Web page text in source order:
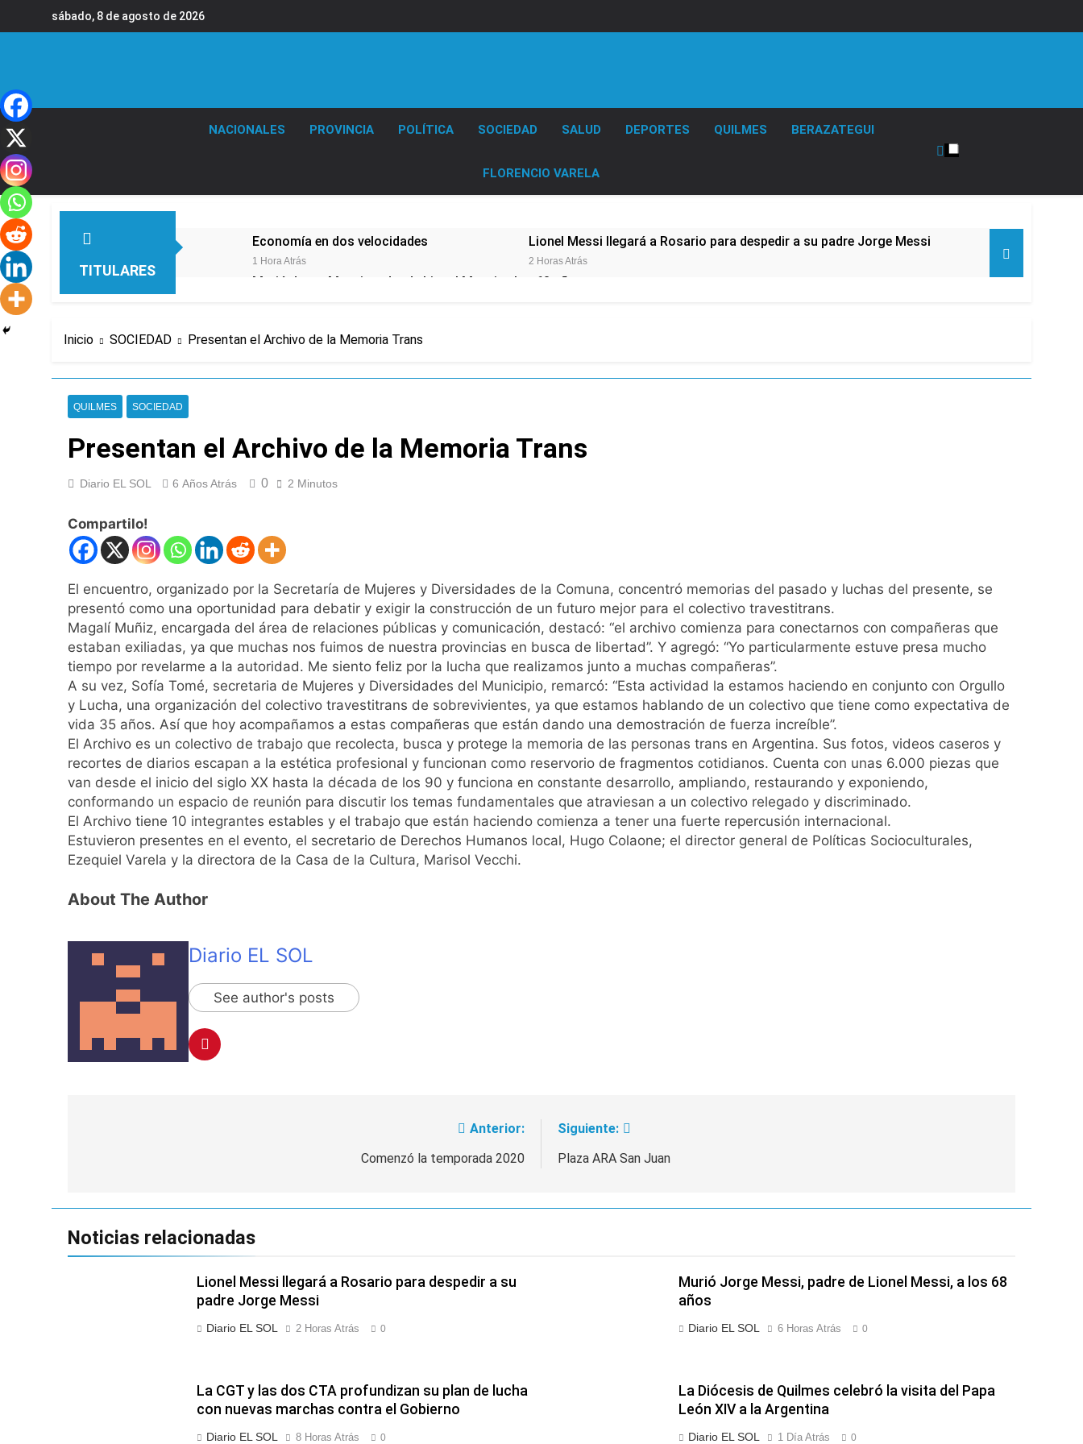
sábado, 8 de agosto de 2026
NACIONALES PROVINCIA POLÍTICA SOCIEDAD SALUD DEPORTES QUILMES BERAZATEGUI
FLORENCIO VARELA
TITULARES
Economía en dos velocidades
1 Hora Atrás
Lionel Messi llegará a Rosario para despedir a su padre Jorge Messi
2 Horas Atrás
Murió Jorge Messi, padre de Lionel Messi, a los 68 años
7 Horas Atrás
8 Horas Atrás
La Diócesis de Quilmes celebró la visita del Papa León XIV a la Argentina
Figuras de la cultura se sumaron a la marcha frente al Congreso contra la Ley de Propiedad Privada
de los 450 puntos
1 Día Atrás
1 Día Atrás
Día Internacional de la Cerveza: los tres secretos para servirla correctamente
1 Día Atrás
El frío polar se instala en Buenos Aires: mejora el tiempo y llegan las temperaturas más bajas de la semana
Día de San Cayetano: por qué se celebra cada 7 de agosto y qué representa para los argentinos
1 Día Atrás
El Senado aprobó la ley de propiedad privada, pero el Gobierno debió eliminar otro capítulo
1 Día Atrás
Incidentes frente al Congreso durante la protesta contra la Ley de Propiedad Privada: hubo detenidos y
enfrentamientos
2 Días Atrás
La Fiscalía rechazó el pedido para suspender el juicio contra Pity Alvarez
2 Días Atrás
67 barrios full LED en Florencio Varela
Kicillof marchó contra la Ley de Propiedad Privada de Milei
Renunció el subsecretario de Seguridad de Quilmes, Hernán Ocampo, tras la difusión de chats privados
2 Días Atrás
Inicio SOCIEDAD Presentan el Archivo de la Memoria Trans
QUILMES SOCIEDAD
Presentan el Archivo de la Memoria Trans
Diario EL SOL 6 Años Atrás 0 2 Minutos
Compartilo!
El encuentro, organizado por la Secretaría de Mujeres y Diversidades de la Comuna, concentró memorias del pasado y luchas del presente, se
presentó como una oportunidad para debatir y exigir la construcción de un futuro mejor para el colectivo travestitrans.
Magalí Muñiz, encargada del área de relaciones públicas y comunicación, destacó: “el archivo comienza para conectarnos con compañeras que
estaban exiliadas, ya que muchas nos fuimos de nuestra provincias en busca de libertad”. Y agregó: “Yo particularmente estuve presa mucho
tiempo por revelarme a la autoridad. Me siento feliz por la lucha que realizamos junto a muchas compañeras”.
A su vez, Sofía Tomé, secretaria de Mujeres y Diversidades del Municipio, remarcó: “Esta actividad la estamos haciendo en conjunto con Orgullo
y Lucha, una organización del colectivo travestitrans de sobrevivientes, ya que estamos hablando de un colectivo que tiene como expectativa de
vida 35 años. Así que hoy acompañamos a estas compañeras que están dando una demostración de fuerza increíble”.
El Archivo es un colectivo de trabajo que recolecta, busca y protege la memoria de las personas trans en Argentina. Sus fotos, videos caseros y
recortes de diarios escapan a la estética profesional y funcionan como reservorio de fragmentos cotidianos. Cuenta con unas 6.000 piezas que
van desde el inicio del siglo XX hasta la década de los 90 y funciona en constante desarrollo, ampliando, restaurando y exponiendo,
conformando un espacio de reunión para discutir los temas fundamentales que atraviesan a un colectivo relegado y discriminado.
El Archivo tiene 10 integrantes estables y el trabajo que están haciendo comienza a tener una fuerte repercusión internacional.
Estuvieron presentes en el evento, el secretario de Derechos Humanos local, Hugo Colaone; el director general de Políticas Socioculturales,
Ezequiel Varela y la directora de la Casa de la Cultura, Marisol Vecchi.
About The Author
Diario EL SOL
See author's posts
Anterior:
Comenzó la temporada 2020
Siguiente:
Plaza ARA San Juan
Noticias relacionadas
Lionel Messi llegará a Rosario para despedir a su
padre Jorge Messi
Diario EL SOL 2 Horas Atrás 0
Murió Jorge Messi, padre de Lionel Messi, a los 68
años
Diario EL SOL 6 Horas Atrás 0
La CGT y las dos CTA profundizan su plan de lucha
con nuevas marchas contra el Gobierno
Diario EL SOL 8 Horas Atrás 0
La Diócesis de Quilmes celebró la visita del Papa
León XIV a la Argentina
Diario EL SOL 1 Día Atrás 0